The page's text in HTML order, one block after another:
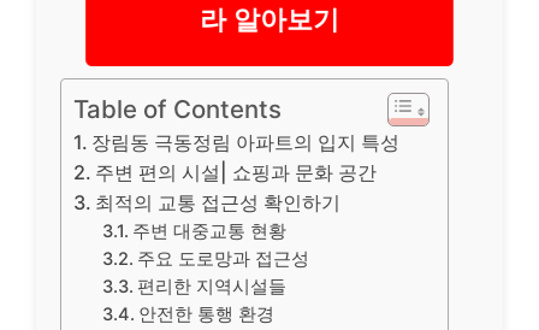
라 알아보기
Table of Contents
장림동 극동정림 아파트의 입지 특성
주변 편의 시설| 쇼핑과 문화 공간
최적의 교통 접근성 확인하기
주변 대중교통 현황
주요 도로망과 접근성
편리한 지역시설들
안전한 통행 환경